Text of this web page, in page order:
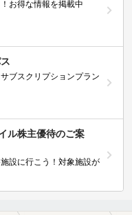
お得な情報を掲載中
ブスクリプションプラン
ル株主優待のご案
設に行こう！対象施設が